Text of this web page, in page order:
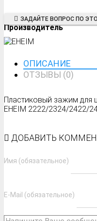
ЗАДАЙТЕ ВОПРОС ПО
Производитель
ОПИСАНИЕ
ОТЗЫВЫ (0)
Пластиковый зажим для
EHEIM 2222/2324/2422/
ДОБАВИТЬ
Имя (обязательное)
E-Mail (обязательное)